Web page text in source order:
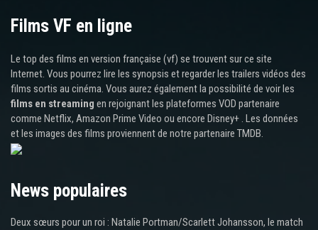
Films VF en ligne
Le top des films en version française (vf) se trouvent sur ce site
Internet. Vous pourrez lire les synopsis et regarder les trailers vidéos des
films sortis au cinéma. Vous aurez également la possibilité de voir les
films en streaming en rejoignant les plateformes VOD partenaire
comme Netflix, Amazon Prime Video ou encore Disney+ . Les données
et les images des films proviennent de notre partenaire TMDB.
News populaires
Deux sœurs pour un roi : Natalie Portman/Scarlett Johansson, le match